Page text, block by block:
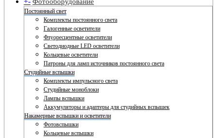
Постоянный свет
Комплекты постоянного света
Галогенные осветители
Флуоресцентные осветители
Светодиодные LED осветители
Кольцевые осветители
Патроны для ламп источников постоянного света
Студийные вспышки
Комплекты импульсного света
Студийные моноблоки
Лампы вспышки
Аккумуляторы и адаптеры для студийных вспышек
Накамерные вспышки и осветители
Фотовспышки
Кольцевые вспышки